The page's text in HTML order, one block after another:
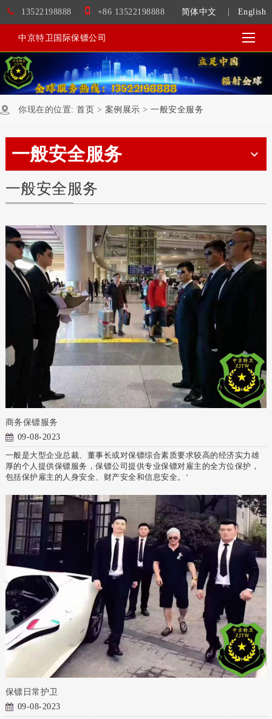
简体中文 English
13522198888 +86 13522198888
中京特卫国际保镖公司
你现在的位置: 首页 > 案例展示 > 一般安全服务
一般安全服务
一般安全服务
商务保镖服务
09-08-2023
一般是大型企业总裁、董事长或对保镖综合素质要求较高的经济实力雄
厚的个人提供保镖服务，保镖公司提供专业保镖对雇主的全方位保护，
包括保护雇主的人身安全、财产安全和信息安全。‘
保镖日常护卫
09-08-2023